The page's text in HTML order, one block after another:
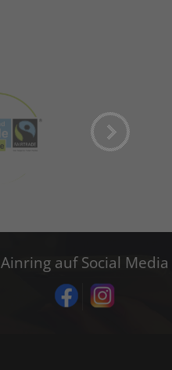
Ainring auf Social Media